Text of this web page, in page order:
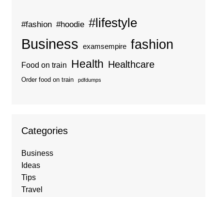
#fashion #hoodie #lifestyle
Business examsempire fashion
Food on train Health Healthcare
Order food on train pdfdumps
Categories
Business
Ideas
Tips
Travel